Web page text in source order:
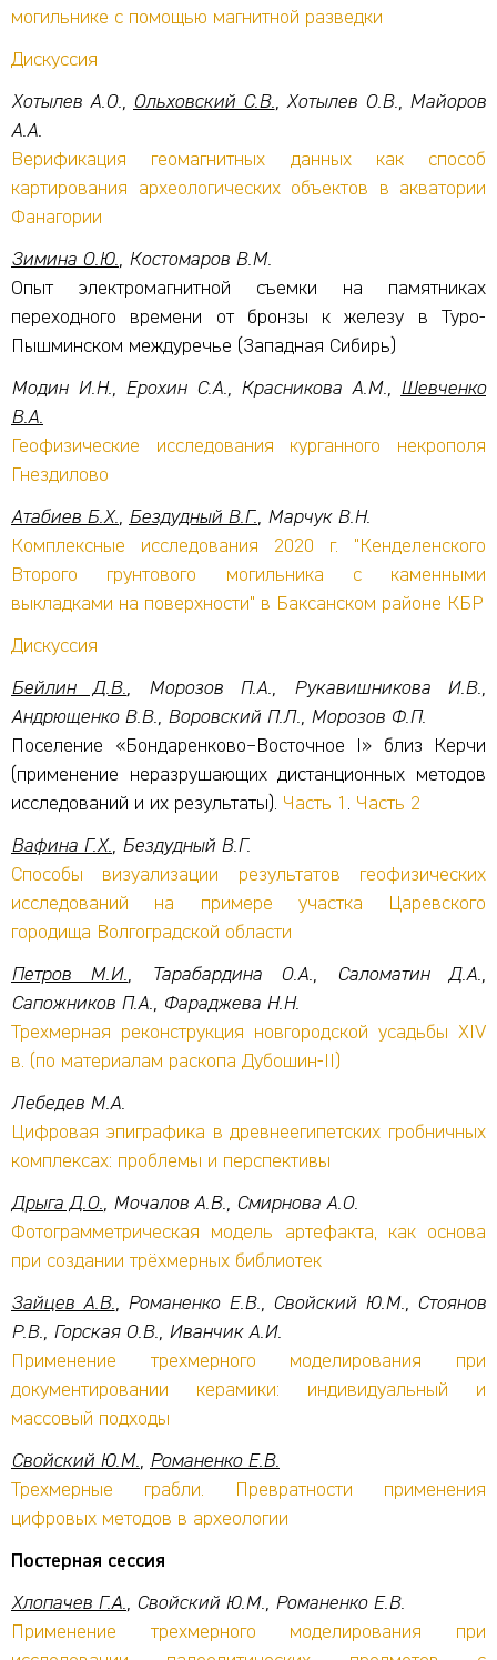
могильнике с помощью магнитной разведки
Дискуссия
Хотылев А.О., Ольховский С.В., Хотылев О.В., Майоров
А.А.
Верификация геомагнитных данных как способ
картирования археологических объектов в акватории
Фанагории
Зимина О.Ю., Костомаров В.М.
Опыт электромагнитной съемки на памятниках
переходного времени от бронзы к железу в Туро-
Пышминском междуречье (Западная Сибирь)
Модин И.Н., Ерохин С.А., Красникова А.М., Шевченко
В.А.
Геофизические исследования курганного некрополя
Гнездилово
Атабиев Б.Х., Бездудный В.Г., Марчук В.Н.
Комплексные исследования 2020 г. "Кенделенского
Второго грунтового могильника с каменными
выкладками на поверхности" в Баксанском районе КБР
Дискуссия
Бейлин Д.В., Морозов П.А., Рукавишникова И.В.,
Андрющенко В.В., Воровский П.Л., Морозов Ф.П.
Поселение «Бондаренково–Восточное I» близ Керчи
(применение неразрушающих дистанционных методов
исследований и их результаты). Часть 1 . Часть 2
Вафина Г.Х., Бездудный В.Г.
Способы визуализации результатов геофизических
исследований на примере участка Царевского
городища Волгоградской области
Петров М.И., Тарабардина О.А., Саломатин Д.А.,
Сапожников П.А., Фараджева Н.Н.
Трехмерная реконструкция новгородской усадьбы XIV
в. (по материалам раскопа Дубошин-II)
Лебедев М.А.
Цифровая эпиграфика в древнеегипетских гробничных
комплексах: проблемы и перспективы
Дрыга Д.О., Мочалов А.В., Смирнова А.О.
Фотограмметрическая модель артефакта, как основа
при создании трёхмерных библиотек
Зайцев А.В., Романенко Е.В., Свойский Ю.М., Стоянов
Р.В., Горская О.В., Иванчик А.И.
Применение трехмерного моделирования при
документировании керамики: индивидуальный и
массовый подходы
Свойский Ю.М., Романенко Е.В.
Трехмерные грабли. Превратности применения
цифровых методов в археологии
Постерная сессия
Хлопачев Г.А., Свойский Ю.М., Романенко Е.В.
Применение трехмерного моделирования при